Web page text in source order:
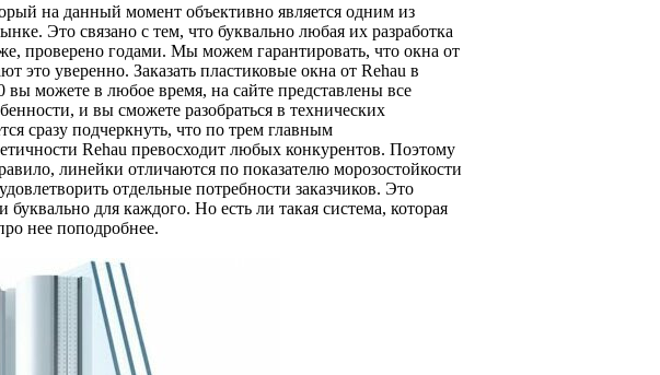
на данный момент объективно является одним из
Это связано с тем, что буквально любая их разработка
проверено годами. Мы можем гарантировать, что окна от
это уверенно. Заказать пластиковые окна от Rehau в
вы можете в любое время, на сайте представлены все
и вы сможете разобраться в технических
сразу подчеркнуть, что по трем главным
Rehau превосходит любых конкурентов. Поэтому
линейки отличаются по показателю морозостойкости
отдельные потребности заказчиков. Это
для каждого. Но есть ли такая система, которая
нее поподробнее.